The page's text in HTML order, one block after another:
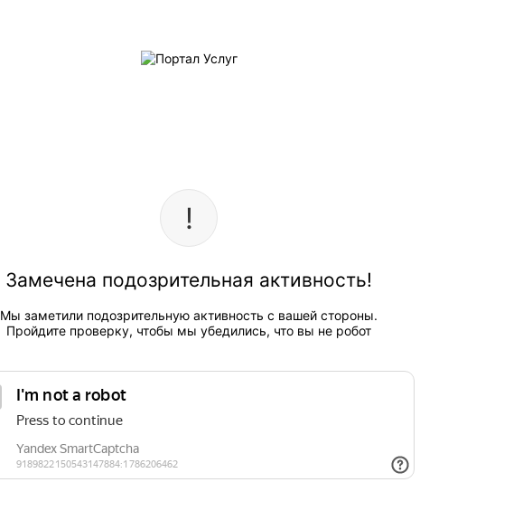
Замечена подозрительная активность!
Мы заметили подозрительную активность с вашей стороны.
Пройдите проверку, чтобы мы убедились, что вы не робот